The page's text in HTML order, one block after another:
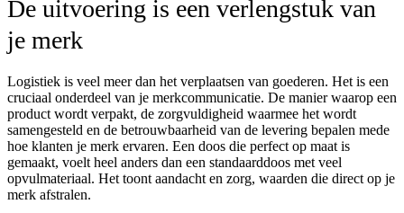
De uitvoering is een verlengstuk van
je merk
Logistiek is veel meer dan het verplaatsen van goederen. Het is een
cruciaal onderdeel van je merkcommunicatie. De manier waarop een
product wordt verpakt, de zorgvuldigheid waarmee het wordt
samengesteld en de betrouwbaarheid van de levering bepalen mede
hoe klanten je merk ervaren. Een doos die perfect op maat is
gemaakt, voelt heel anders dan een standaarddoos met veel
opvulmateriaal. Het toont aandacht en zorg, waarden die direct op je
merk afstralen.